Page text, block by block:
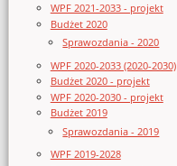
WPF 2021-2033 - projekt
Budżet 2020
Sprawozdania - 2020
WPF 2020-2033 (2020-2030)
Budżet 2020 - projekt
WPF 2020-2030 - projekt
Budżet 2019
Sprawozdania - 2019
WPF 2019-2028